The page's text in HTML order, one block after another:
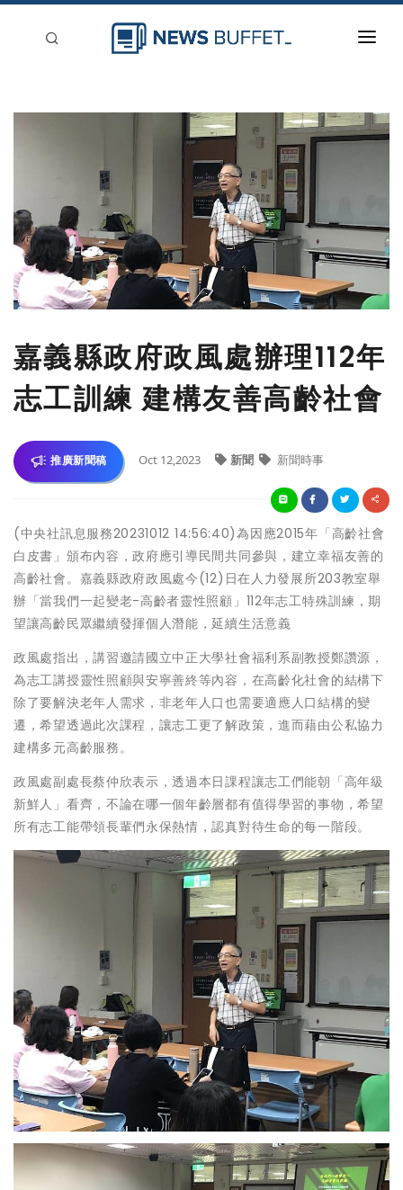
嘉義縣政府政風處辦理112年
志工訓練 建構友善高齡社會
推廣新聞稿 Oct 12,2023 新聞 新聞時事
(中央社訊息服務20231012 14:56:40)為因應2015年「高齡社會
白皮書」頒布內容，政府應引導民間共同參與，建立幸福友善的
高齡社會。嘉義縣政府政風處今(12)日在人力發展所203教室舉
辦「當我們一起變老-高齡者靈性照顧」112年志工特殊訓練，期
望讓高齡民眾繼續發揮個人潛能，延續生活意義
政風處指出，講習邀請國立中正大學社會福利系副教授鄭讚源，
為志工講授靈性照顧與安寧善終等內容，在高齡化社會的結構下
除了要解決老年人需求，非老年人口也需要適應人口結構的變
遷，希望透過此次課程，讓志工更了解政策，進而藉由公私協力
建構多元高齡服務。
政風處副處長蔡仲欣表示，透過本日課程讓志工們能朝「高年級
新鮮人」看齊，不論在哪一個年齡層都有值得學習的事物，希望
所有志工能帶領長輩們永保熱情，認真對待生命的每一階段。